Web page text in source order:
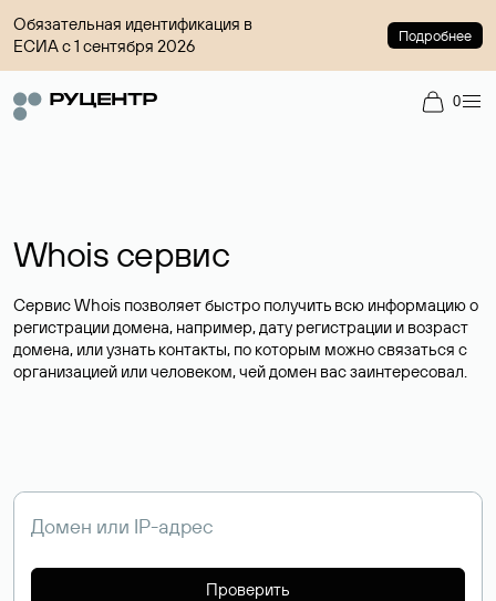
Обязательная идентификация в
ЕСИА с 1 сентября 2026
Подробнее
0
Whois сервис
Сервис Whois позволяет быстро получить всю информацию о
регистрации домена, например, дату регистрации и возраст
домена, или узнать контакты, по которым можно связаться с
организацией или человеком, чей домен вас заинтересовал.
Проверить